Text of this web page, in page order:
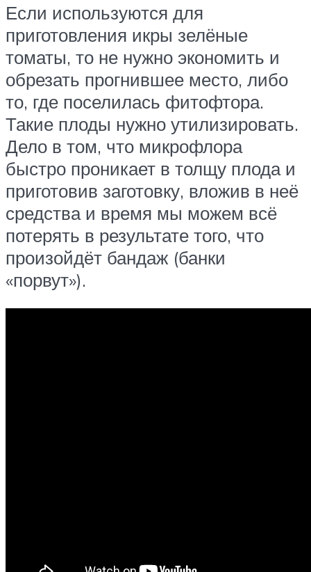
Если используются для
приготовления икры зелёные
томаты, то не нужно экономить и
обрезать прогнившее место, либо
то, где поселилась фитофтора.
Такие плоды нужно утилизировать.
Дело в том, что микрофлора
быстро проникает в толщу плода и
приготовив заготовку, вложив в неё
средства и время мы можем всё
потерять в результате того, что
произойдёт бандаж (банки
«порвут»).